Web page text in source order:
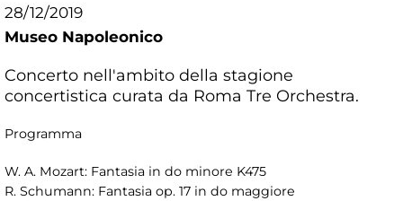
28/12/2019
Museo Napoleonico
Concerto nell'ambito della stagione
concertistica curata da Roma Tre Orchestra.
Programma
W. A. Mozart: Fantasia in do minore K475
R. Schumann: Fantasia op. 17 in do maggiore